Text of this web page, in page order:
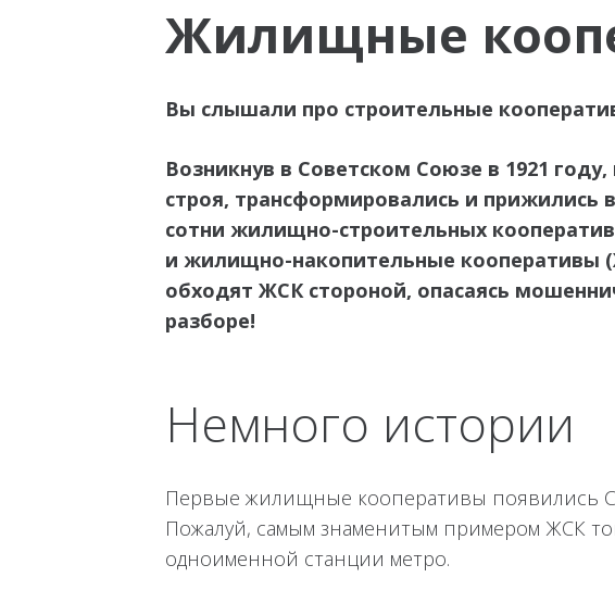
Жилищные
Вы слышали про строительные
Возникнув в Советском Союзе в 1921
строя, трансформировались и прижились
сотни жилищно-строительных
и жилищно-накопительные кооперативы
обходят ЖСК стороной, опасаясь
разборе!
Немного истории
Первые жилищные кооперативы появились
Пожалуй, самым знаменитым примером ЖСК
одноименной станции метро.